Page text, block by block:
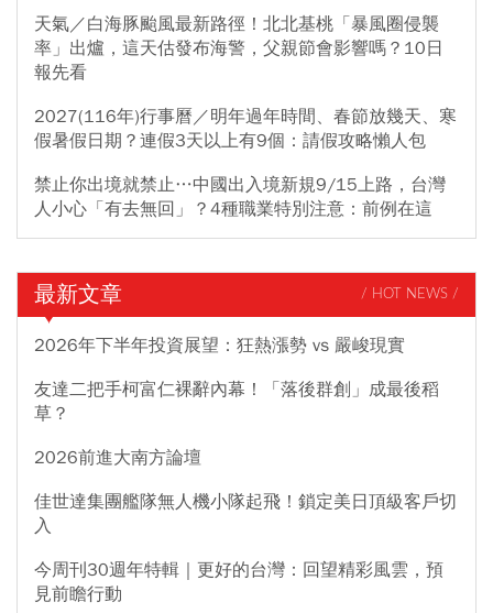
天氣／白海豚颱風最新路徑！北北基桃「暴風圈侵襲
率」出爐，這天估發布海警，父親節會影響嗎？10日
報先看
2027(116年)行事曆／明年過年時間、春節放幾天、寒
假暑假日期？連假3天以上有9個：請假攻略懶人包
禁止你出境就禁止…中國出入境新規9/15上路，台灣
人小心「有去無回」？4種職業特別注意：前例在這
最新文章 / HOT NEWS /
2026年下半年投資展望：狂熱漲勢 vs 嚴峻現實
友達二把手柯富仁裸辭內幕！「落後群創」成最後稻
草？
2026前進大南方論壇
佳世達集團艦隊無人機小隊起飛！鎖定美日頂級客戶切
入
今周刊30週年特輯｜更好的台灣：回望精彩風雲，預
見前瞻行動